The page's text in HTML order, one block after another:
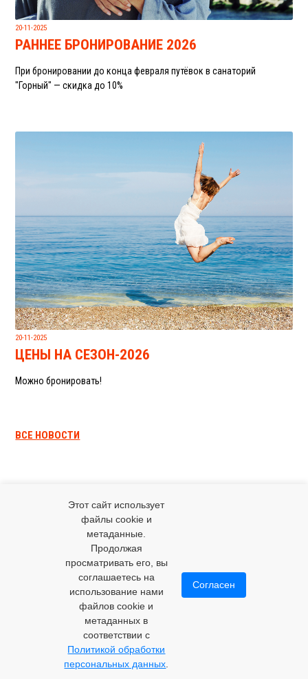
20-11-2025
РАННЕЕ БРОНИРОВАНИЕ 2026
При бронировании до конца февраля путёвок в санаторий
"Горный" — скидка до 10%
20-11-2025
ЦЕНЫ НА СЕЗОН-2026
Можно бронировать!
ВСЕ НОВОСТИ
+7(3654)77-37-54
Санаторий "Горный", Крым, Ялта, пгт. Ливадия-1
Номер реестровой записи: С912025000409
ЗАБРОНИРОВАТЬ НОМЕР
Этот сайт использует
файлы cookie и
метаданные.
Продолжая
просматривать его, вы
соглашаетесь на
использование нами
файлов cookie и
метаданных в
соответствии с
Политикой обработки
персональных данных
Согласен